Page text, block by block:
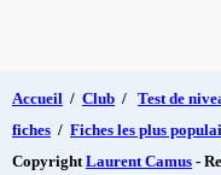
Accueil / Club / Test de
fiches / Fiches les plus
Copyright Laurent Camus -